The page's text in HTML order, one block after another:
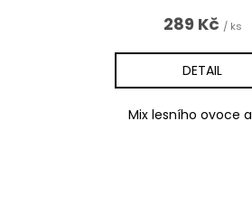
289 Kč / ks
DETAIL
Mix lesního ovoce